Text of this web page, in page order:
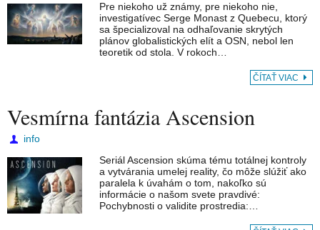
Pre niekoho už známy, pre niekoho nie,
investigatívec Serge Monast z Quebecu, ktorý
sa špecializoval na odhaľovanie skrytých
plánov globalistických elít a OSN, nebol len
teoretik od stola. V rokoch…
ČÍTAŤ VIAC
Vesmírna fantázia Ascension
info
Seriál Ascension skúma tému totálnej kontroly
a vytvárania umelej reality, čo môže slúžiť ako
paralela k úvahám o tom, nakoľko sú
informácie o našom svete pravdivé:
Pochybnosti o validite prostredia:…